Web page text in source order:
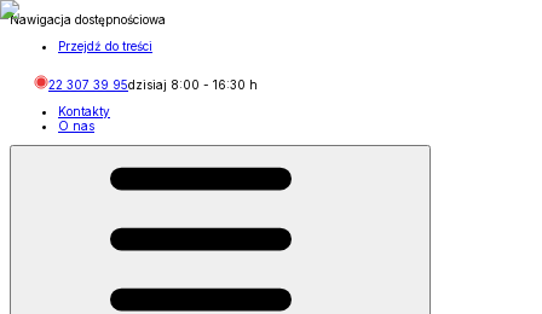
Nawigacja dostępnościowa
Przejdź do treści
22 307 39 95dzisiaj 8:00 - 16:30 h
Kontakty
O nas